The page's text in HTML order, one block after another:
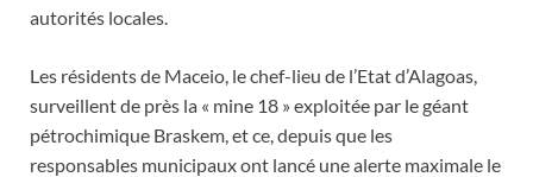
autorités locales.
Les résidents de Maceio, le chef-lieu de l’Etat d’Alagoas,
surveillent de près la « mine 18 » exploitée par le géant
pétrochimique Braskem, et ce, depuis que les
responsables municipaux ont lancé une alerte maximale le